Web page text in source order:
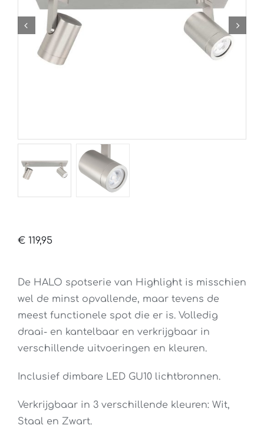
€ 119,95
De HALO spotserie van Highlight is misschien
wel de minst opvallende, maar tevens de
meest functionele spot die er is. Volledig
draai- en kantelbaar en verkrijgbaar in
verschillende uitvoeringen en kleuren.
Inclusief dimbare LED GU10 lichtbronnen.
Verkrijgbaar in 3 verschillende kleuren: Wit,
Staal en Zwart.